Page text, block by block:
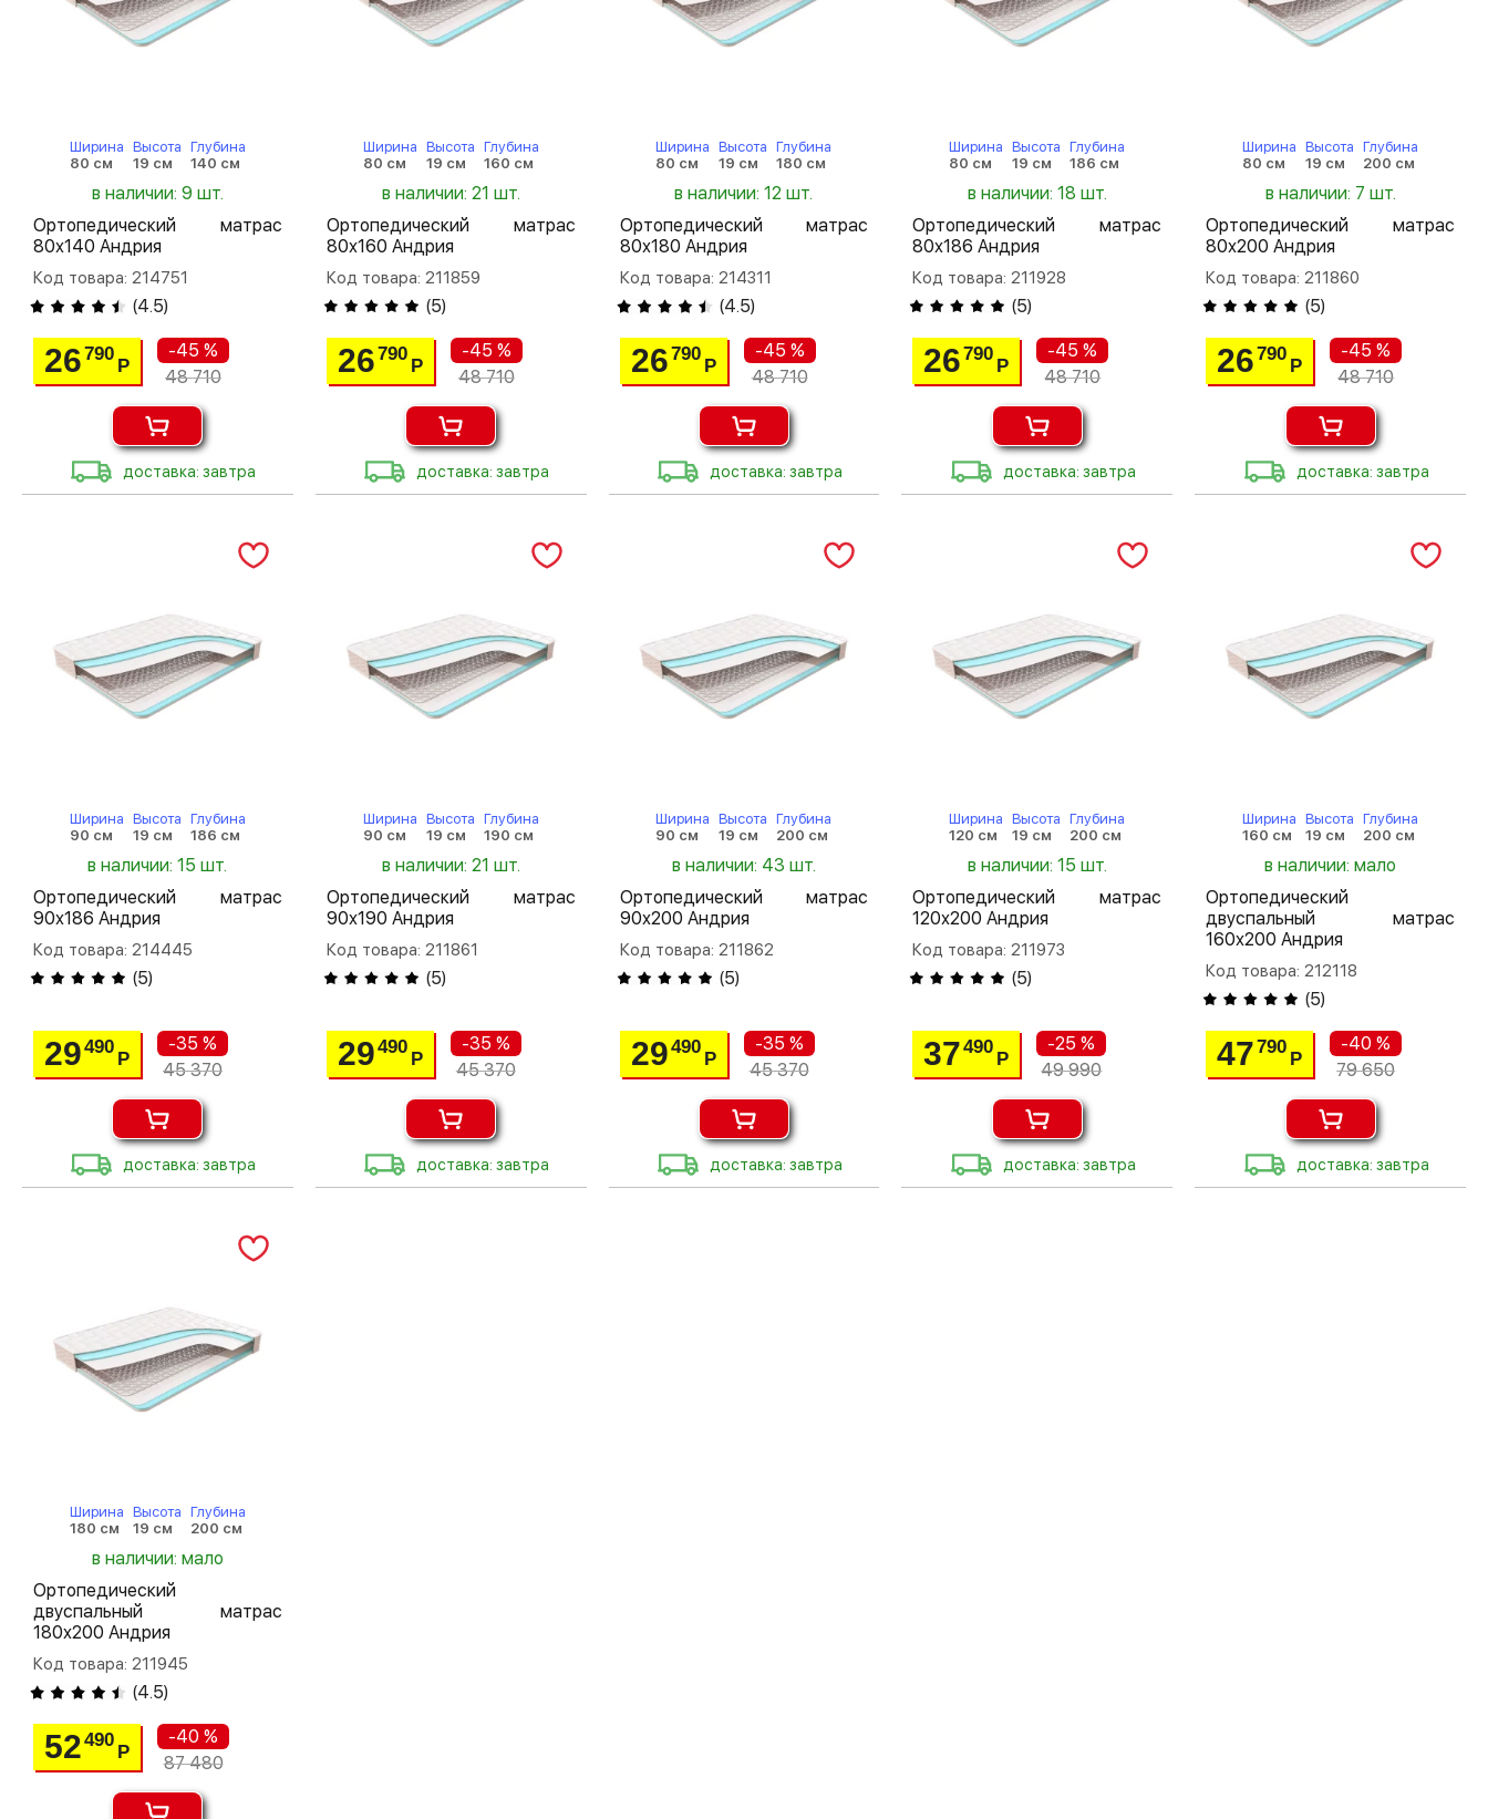
Ширина
80 см
Высота
19 см
Глубина
140 см
в наличии: 9 шт.
Ортопедический матрас
80х140 Андрия
Код товара: 214751
(4.5)
26790
Р
-45 %
48 710
доставка: завтра
Ширина
80 см
Высота
19 см
Глубина
160 см
в наличии: 21 шт.
Ортопедический матрас
80х160 Андрия
Код товара: 211859
(5)
26790
Р
-45 %
48 710
доставка: завтра
Ширина
80 см
Высота
19 см
Глубина
180 см
в наличии: 12 шт.
Ортопедический матрас
80х180 Андрия
Код товара: 214311
(4.5)
26790
Р
-45 %
48 710
доставка: завтра
Ширина
80 см
Высота
19 см
Глубина
186 см
в наличии: 18 шт.
Ортопедический матрас
80х186 Андрия
Код товара: 211928
(5)
26790
Р
-45 %
48 710
доставка: завтра
Ширина
80 см
Высота
19 см
Глубина
200 см
в наличии: 7 шт.
Ортопедический матрас
80х200 Андрия
Код товара: 211860
(5)
26790
Р
-45 %
48 710
доставка: завтра
Ширина
90 см
Высота
19 см
Глубина
186 см
в наличии: 15 шт.
Ортопедический матрас
90х186 Андрия
Код товара: 214445
(5)
29490
Р
-35 %
45 370
доставка: завтра
Ширина
90 см
Высота
19 см
Глубина
190 см
в наличии: 21 шт.
Ортопедический матрас
90х190 Андрия
Код товара: 211861
(5)
29490
Р
-35 %
45 370
доставка: завтра
Ширина
90 см
Высота
19 см
Глубина
200 см
в наличии: 43 шт.
Ортопедический матрас
90х200 Андрия
Код товара: 211862
(5)
29490
Р
-35 %
45 370
доставка: завтра
Ширина
120 см
Высота
19 см
Глубина
200 см
в наличии: 15 шт.
Ортопедический матрас
120х200 Андрия
Код товара: 211973
(5)
37490
Р
-25 %
49 990
доставка: завтра
Ширина
160 см
Высота
19 см
Глубина
200 см
в наличии: мало
Ортопедический
двуспальный матрас
160х200 Андрия
Код товара: 212118
(5)
47790
Р
-40 %
79 650
доставка: завтра
Ширина
180 см
Высота
19 см
Глубина
200 см
в наличии: мало
Ортопедический
двуспальный матрас
180х200 Андрия
Код товара: 211945
(4.5)
52490
Р
-40 %
87 480